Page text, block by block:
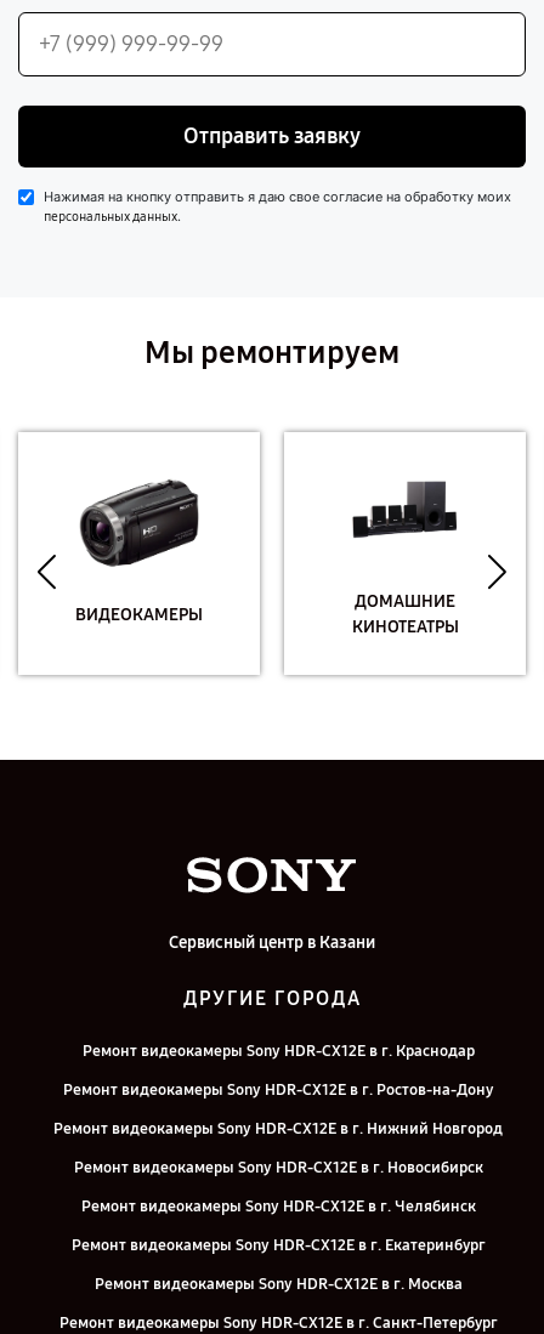
Отправить заявку
Нажимая на кнопку отправить я даю свое согласие на обработку моих
персональных данных.
Мы ремонтируем
ВИДЕОКАМЕРЫ
ДОМАШНИЕ
КИНОТЕАТРЫ
Сервисный центр в Казани
ДРУГИЕ ГОРОДА
Ремонт видеокамеры Sony HDR-CX12E в г. Краснодар
Ремонт видеокамеры Sony HDR-CX12E в г. Ростов-на-Дону
Ремонт видеокамеры Sony HDR-CX12E в г. Нижний Новгород
Ремонт видеокамеры Sony HDR-CX12E в г. Новосибирск
Ремонт видеокамеры Sony HDR-CX12E в г. Челябинск
Ремонт видеокамеры Sony HDR-CX12E в г. Екатеринбург
Ремонт видеокамеры Sony HDR-CX12E в г. Москва
Ремонт видеокамеры Sony HDR-CX12E в г. Санкт-Петербург